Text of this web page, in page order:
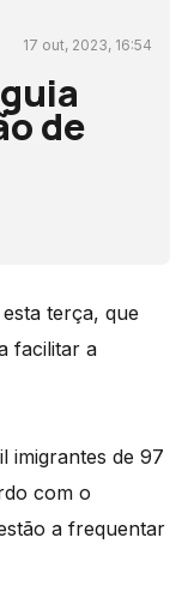
17 out, 2023, 16:54
de
terça, que
facilitar a
imigrantes de 97
com o
a frequentar